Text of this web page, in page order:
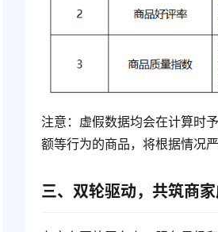
注意：虚假数据均会在计算时
额等行为的商品，将根据情况
三、双轮驱动，共筑商